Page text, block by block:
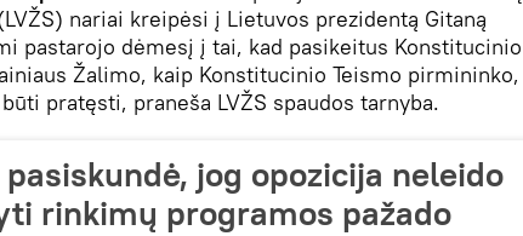
nariai kreipėsi į Lietuvos prezidentą Gitaną
pastarojo dėmesį į tai, kad pasikeitus Konstitucinio
Žalimo, kaip Konstitucinio Teismo pirmininko,
pratęsti, praneša LVŽS spaudos tarnyba.
jog opozicija neleido
rinkimų programos pažado